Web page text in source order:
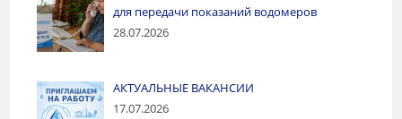
для передачи показаний водомеров
28.07.2026
АКТУАЛЬНЫЕ ВАКАНСИИ
17.07.2026